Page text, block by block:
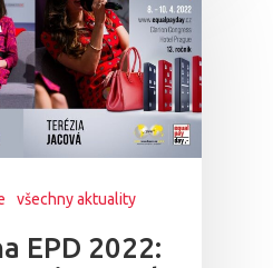
všechny aktuality
EPD 2022: